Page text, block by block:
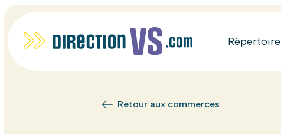
Répertoire
Retour aux commerces